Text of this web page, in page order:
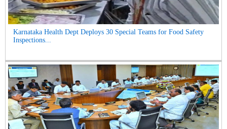
Karnataka Health Dept Deploys 30 Special Teams for Food Safety
Inspections...